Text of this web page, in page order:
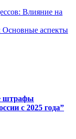
Влияние на
Основные аспекты
штрафы
с 2025 года”